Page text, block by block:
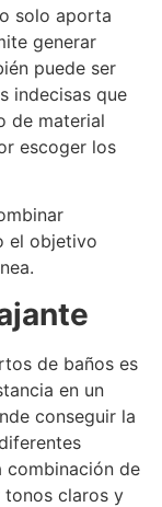
solo aporta
generar
puede ser
indecisas que
de material
escoger los
el objetivo
de baños es
en un
conseguir la
combinación de
tonos claros y